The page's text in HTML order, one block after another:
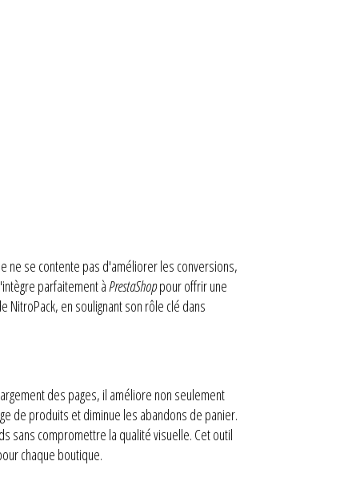
se contente pas d'améliorer les conversions,
parfaitement àPrestaShoppour offrir une
en soulignant son rôle clé dans
des pages, il améliore non seulement
de produits et diminue les abandons de panier.
sans compromettre la qualité visuelle. Cet outil
chaque boutique.